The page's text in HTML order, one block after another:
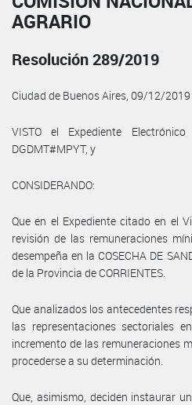
AGRARIO
Resolución 289/2019
Ciudad de Buenos Aires, 09/12/2019
VISTO el Expediente Electrónico
DGDMT#MPYT, y
CONSIDERANDO:
Que en el Expediente citado en el
revisión de las remuneraciones
desempeña en la COSECHA DE
de la Provincia de CORRIENTES.
Que analizados los antecedentes
las representaciones sectoriales
incremento de las remuneraciones
procederse a su determinación.
Que, asimismo, deciden instaurar